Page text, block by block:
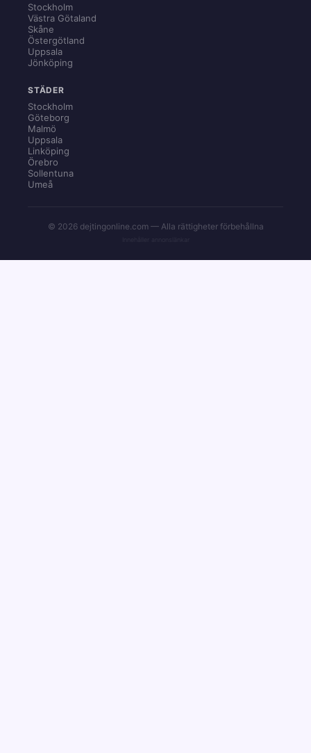
Stockholm
Västra Götaland
Skåne
Östergötland
Uppsala
Jönköping
STÄDER
Stockholm
Göteborg
Malmö
Uppsala
Linköping
Örebro
Sollentuna
Umeå
© 2026 dejtingonline.com — Alla rättigheter förbehållna